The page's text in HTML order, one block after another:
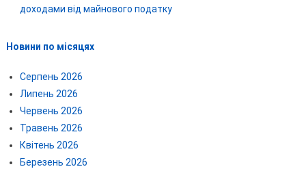
доходами від майнового податку
Новини по місяцях
Серпень 2026
Липень 2026
Червень 2026
Травень 2026
Квітень 2026
Березень 2026